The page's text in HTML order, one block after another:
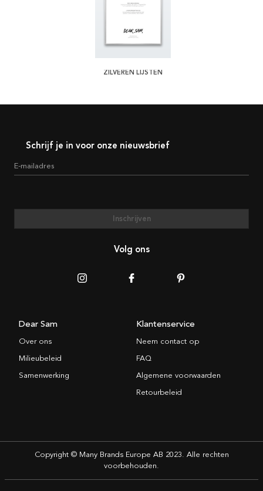
ZILVEREN LIJSTEN
Schrijf je in voor onze nieuwsbrief
E-mailadres
Inschrijven
Volg ons
Dear Sam
Over ons
Milieubeleid
Samenwerking
Klantenservice
Neem contact op
FAQ
Algemene voorwaarden
Retourbeleid
Copyright © Many Brands Europe AB 2023. Alle rechten
voorbehouden.